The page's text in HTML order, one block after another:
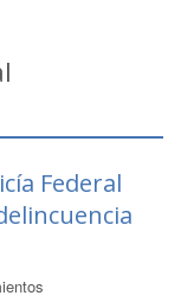
Federal